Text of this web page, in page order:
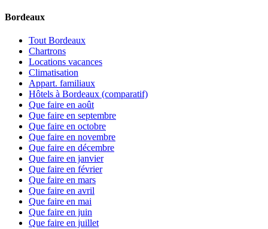
Bordeaux
Tout Bordeaux
Chartrons
Locations vacances
Climatisation
Appart. familiaux
Hôtels à Bordeaux (comparatif)
Que faire en août
Que faire en septembre
Que faire en octobre
Que faire en novembre
Que faire en décembre
Que faire en janvier
Que faire en février
Que faire en mars
Que faire en avril
Que faire en mai
Que faire en juin
Que faire en juillet